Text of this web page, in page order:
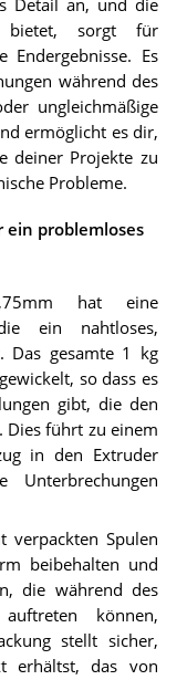
Detail an, und die
bietet, sorgt für
Endergebnisse. Es
während des
ungleichmäßige
ermöglicht es dir,
deiner Projekte zu
Probleme.
problemloses
hat eine
ein nahtloses,
Das gesamte 1 kg
so dass es
gibt, die den
Dies führt zu einem
in den Extruder
Spulen
beibehalten und
die während des
können,
stellt sicher,
erhältst, das von